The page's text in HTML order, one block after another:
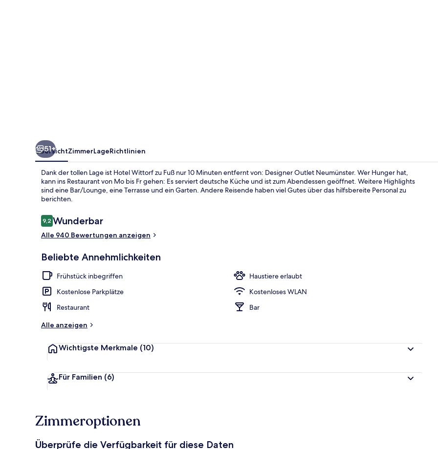
Superior-
51+
ÜbersichtZimmerLageRichtlinien
Dank der tollen Lage ist Hotel Wittorf zu Fuß nur 10 Minuten entfernt von: Designer Outlet Neumünster. Wer Hunger hat,
kann ins Restaurant von Mo bis Fr gehen: Es serviert deutsche Küche und ist zum Abendessen geöffnet. Weitere Highlights
sind eine Bar/Lounge, eine Terrasse und ein Garten. Andere Reisende haben viel Gutes über das hilfsbereite Personal zu
berichten.
Bewertungen
9,29,2 von 10.
Wunderbar
Alle 940 Bewertungen anzeigen
Beliebte Annehmlichkeiten
Frühstück inbegriffen
Haustiere erlaubt
Kostenlose Parkplätze
Kostenloses WLAN
Restaurant
Bar
Alle anzeigen
Wichtigste Merkmale (10)
Für Familien (6)
Zimmeroptionen
Überprüfe die Verfügbarkeit für diese Daten